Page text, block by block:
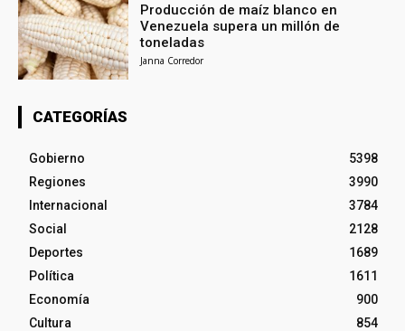
Producción de maíz blanco en
Venezuela supera un millón de
toneladas
Janna Corredor
CATEGORÍAS
Gobierno
5398
Regiones
3990
Internacional
3784
Social
2128
Deportes
1689
Política
1611
Economía
900
Cultura
854